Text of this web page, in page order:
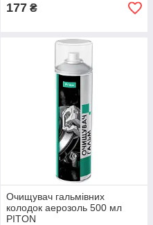
177 ₴
Очищувач гальмівних
колодок аерозоль 500 мл
PITON